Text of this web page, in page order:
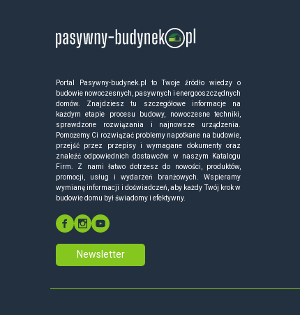
Portal Pasywny-budynek.pl to Twoje źródło wiedzy o
budowie nowoczesnych, pasywnych i energooszczędnych
domów. Znajdziesz tu szczegółowe informacje na
każdym etapie procesu budowy, nowoczesne techniki,
sprawdzone rozwiązania i najnowsze urządzenia.
Pomożemy Ci rozwiązać problemy napotkane na budowie,
przejść przez przepisy i wymagane dokumenty oraz
znaleźć odpowiednich dostawców w naszym Katalogu
Firm. Z nami łatwo dotrzesz do nowości, produktów,
promocji, usług i wydarzeń branżowych. Wspieramy
wymianę informacji i doświadczeń, aby każdy Twój krok w
budowie domu był świadomy i efektywny.
Newsletter